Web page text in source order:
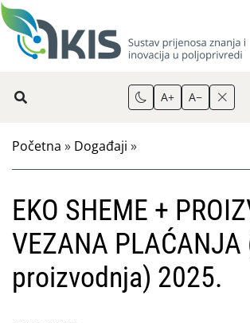
A+ A−
Početna » Događaji »
EKO SHEME +
VEZANA
proizvodnja) 2025.